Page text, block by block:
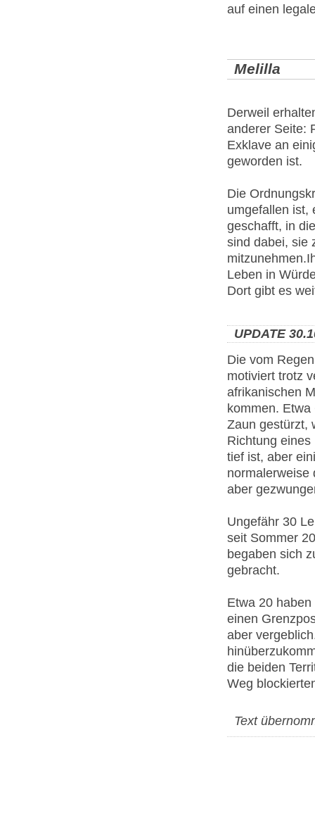
auf einen
Melilla
Derweil
anderer Seite:
Exklave an
geworden ist.
Die
umgefallen ist,
geschafft, in
sind dabei, sie
Leben in
Dort gibt es
UPDATE
Die vom
motiviert trotz
afrikanischen
kommen.
Zaun gestürzt,
Richtung
tief ist, aber
normalerweise
aber
Ungefähr 30
seit Sommer
begaben sich
gebracht.
Etwa 20
einen
aber
die beiden
Weg
Text